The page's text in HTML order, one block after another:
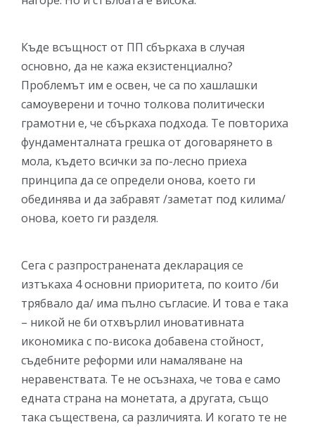
Къде всъщност от ПП сбъркаха в случая
основно, да не кажа екзистенциално?
Проблемът им е освен, че са по хашлашки
самоуверени и точно толкова политически
грамотни е, че сбъркаха подхода. Те повториха
фундаменталната грешка от договарянето в
мола, където всички за по-лесно приеха
принципа да се определи онова, което ги
обединява и да забравят /заметат под килима/
онова, което ги разделя.
Сега с разпространената декларация се
изтъкаха 4 основни приоритета, по които /би
трябвало да/ има пълно съгласие. И това е така
– никой не би отхвърлил иновативната
икономика с по-висока добавена стойност,
съдебните реформи или намаляване на
неравенствата. Те не осъзнаха, че това е само
едната страна на монетата, а другата, също
така съществена, са различията. И когато те не